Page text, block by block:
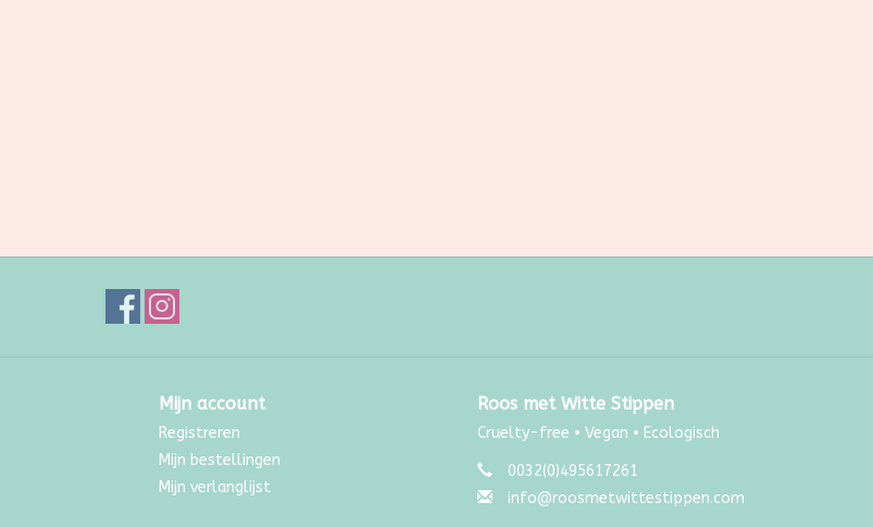
Mijn account
Registreren
Mijn bestellingen
Mijn verlanglijst
Roos met Witte Stippen
Cruelty-free • Vegan • Ecologisch
0032(0)495617261
info@roosmetwittestippen.com